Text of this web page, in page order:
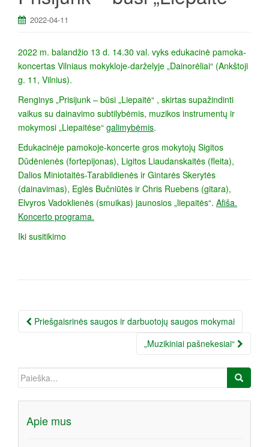
2022-04-11
2022 m. balandžio 13 d. 14.30 val. vyks edukacinė pamoka-
koncertas Vilniaus mokykloje-darželyje „Dainorėliai“ (Ankštoji
g. 11, Vilnius).
Renginys „Prisijunk – būsi „Liepaitė“ , skirtas supažindinti
vaikus su dainavimo subtilybėmis, muzikos instrumentų ir
mokymosi „Liepaitėse“ galimybėmis.
Edukacinėje pamokoje-koncerte gros mokytojų Sigitos
Dūdėnienės (fortepijonas), Ligitos Liaudanskaitės (fleita),
Dalios Miniotaitės-Tarabildienės ir Gintarės Skerytės
(dainavimas), Eglės Bučniūtės ir Chris Ruebens (gitara),
Elvyros Vadoklienės (smuikas) jaunosios „liepaitės“. Afiša.
Koncerto programa.
Iki susitikimo
Įrašo
Priešgaisrinės saugos ir darbuotojų saugos mokymai
„Muzikiniai pašnekesiai“
Ieškoti:
Apie mus